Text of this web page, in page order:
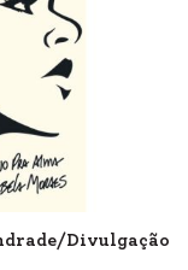
Divulgação